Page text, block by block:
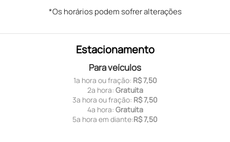
*Os horários podem sofrer alterações
Estacionamento
Para veículos
1ª hora ou fração: R$ 7,50
2ª hora: Gratuita
3ª hora ou fração: R$ 7,50
4ª hora: Gratuita
5ª hora em diante:R$ 7,50